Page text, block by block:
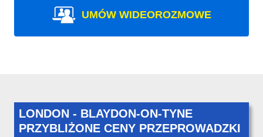
UMÓW WIDEOROZMOWE
LONDON - BLAYDON-ON-TYNE
PRZYBLIŻONE CENY PRZEPROWADZKI